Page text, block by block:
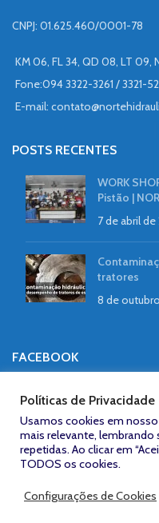
CNPJ: 01.625.460/0001-78
KM 06, FL 34, QD 08, LT 09,
Fone:094 3322-3261 / 3321-
E-mail:
POSTS RECENTES
WORK
Pistão |
7 de abril de
tratores
8 de
FACEBOOK
NORTE HIDRÁULICA © 2023 /
Políticas de Privacidade
Usamos cookies em
mais relevante, lembrando
repetidas. Ao clicar em
TODOS os cookies.
Configurações de Cookies